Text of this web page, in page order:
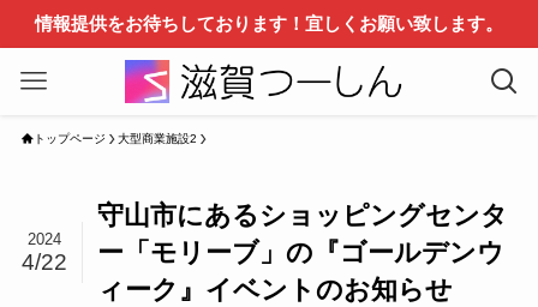
情報提供をお待ちしております！宜しくお願い致します。
トップページ 大型商業施設2
守山市にあるショッピングセンタ
ー「モリーブ」の『ゴールデンウ
ィーク』イベントのお知らせ
2024
4/22